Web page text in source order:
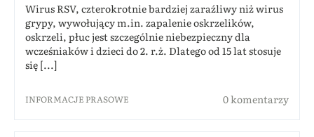
Wirus RSV, czterokrotnie bardziej zaraźliwy niż wirus
grypy, wywołujący m.in. zapalenie oskrzelików,
oskrzeli, płuc jest szczególnie niebezpieczny dla
wcześniaków i dzieci do 2. r.ż. Dlatego od 15 lat stosuje
się [...]
INFORMACJE PRASOWE 0 komentarzy